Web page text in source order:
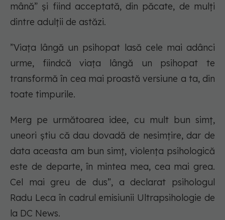
mână” și fiind acceptată, din păcate, de mulți
dintre adulții de astăzi.
”Viața lângă un psihopat lasă cele mai adânci
urme, fiindcă viața lângă un psihopat te
transformă în cea mai proastă versiune a ta, din
toate timpurile.
Merg pe următoarea idee, cu mult bun simț,
uneori știu că dau dovadă de nesimțire, dar de
data aceasta am bun simț, violența psihologică
este de departe, în mintea mea, cea mai grea.
Cel mai greu de dus”, a declarat psihologul
Radu Leca în cadrul emisiunii Ultrapsihologie de
la DC News.